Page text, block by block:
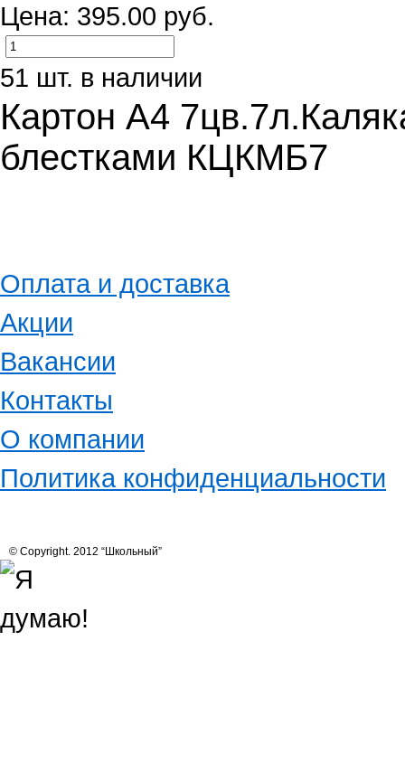
Цена: 395.00 руб.
51 шт. в наличии
Картон А4
блестками КЦКМБ7
Оплата и доставка
Акции
Вакансии
Контакты
О компании
Политика конфиденциальности
© Copyright. 2012 “Школьный”